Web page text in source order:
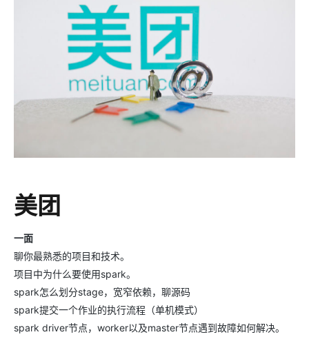
美团
一面
聊你最熟悉的项目和技术。
项目中为什么要使用spark。
spark怎么划分stage，宽窄依赖，聊源码
spark提交一个作业的执行流程（单机模式）
spark driver节点，worker以及master节点遇到故障如何解决。